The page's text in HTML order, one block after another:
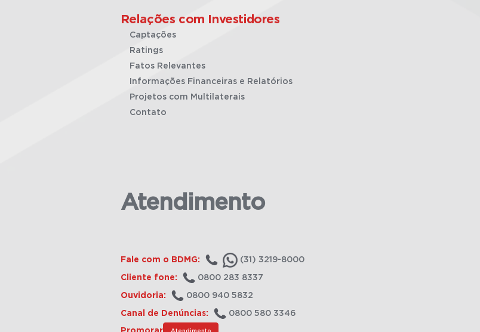
Relações com Investidores
Captações
Ratings
Fatos Relevantes
Informações Financeiras e Relatórios
Projetos com Multilaterais
Contato
Atendimento
Fale com o BDMG: (31) 3219-8000
Cliente fone: 0800 283 8337
Ouvidoria: 0800 940 5832
Canal de Denúncias: 0800 580 3346
Atendimento